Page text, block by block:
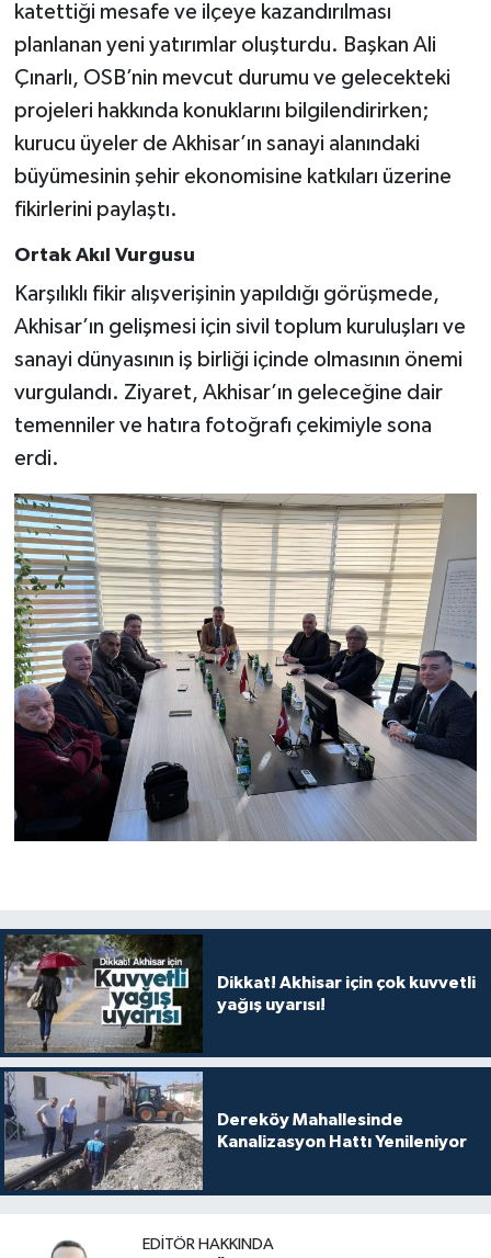
katettiği mesafe ve ilçeye kazandırılması
planlanan yeni yatırımlar oluşturdu. Başkan Ali
Çınarlı, OSB’nin mevcut durumu ve gelecekteki
projeleri hakkında konuklarını bilgilendirirken;
kurucu üyeler de Akhisar’ın sanayi alanındaki
büyümesinin şehir ekonomisine katkıları üzerine
fikirlerini paylaştı.
Ortak Akıl Vurgusu
Karşılıklı fikir alışverişinin yapıldığı görüşmede,
Akhisar’ın gelişmesi için sivil toplum kuruluşları ve
sanayi dünyasının iş birliği içinde olmasının önemi
vurgulandı. Ziyaret, Akhisar’ın geleceğine dair
temenniler ve hatıra fotoğrafı çekimiyle sona
erdi.
Dikkat! Akhisar için çok kuvvetli
yağış uyarısı!
Dereköy Mahallesinde
Kanalizasyon Hattı Yenileniyor
EDITÖR HAKKINDA